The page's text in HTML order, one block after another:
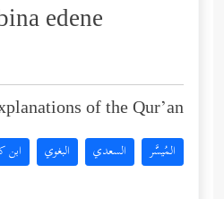
edene
of the Qur’an:
المُيسَّر السعدي البغوي ابن